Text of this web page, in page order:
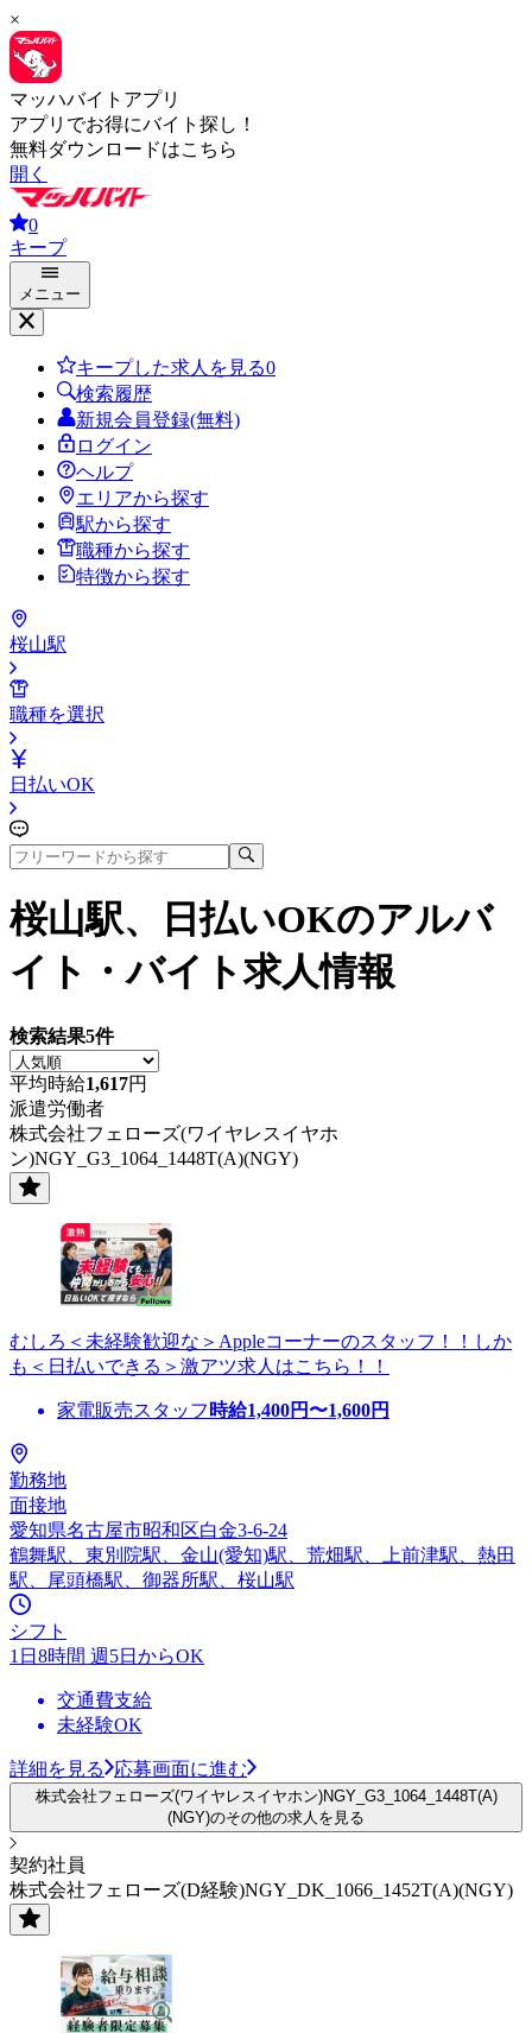
×
マッハバイトアプリ
アプリでお得にバイト探し！
無料ダウンロードはこちら
開く
0
キープ
メニュー
キープした求人を見る0
検索履歴
新規会員登録(無料)
ログイン
ヘルプ
エリアから探す
駅から探す
職種から探す
特徴から探す
桜山駅
職種を選択
日払いOK
桜山駅、日払いOKのアルバ
イト・バイト求人情報
検索結果5件
平均時給1,617円
派遣労働者
株式会社フェローズ(ワイヤレスイヤホ
ン)NGY_G3_1064_1448T(A)(NGY)
むしろ＜未経験歓迎な＞Appleコーナーのスタッフ！！しか
も＜日払いできる＞激アツ求人はこちら！！
家電販売スタッフ 時給1,400円〜1,600円
勤務地
面接地
愛知県名古屋市昭和区白金3-6-24
鶴舞駅、東別院駅、金山(愛知)駅、荒畑駅、上前津駅、熱田
駅、尾頭橋駅、御器所駅、桜山駅
シフト
1日8時間 週5日からOK
交通費支給
未経験OK
詳細を見る 応募画面に進む
株式会社フェローズ(ワイヤレスイヤホン)NGY_G3_1064_1448T(A)
(NGY)のその他の求人を見る
契約社員
株式会社フェローズ(D経験)NGY_DK_1066_1452T(A)(NGY)